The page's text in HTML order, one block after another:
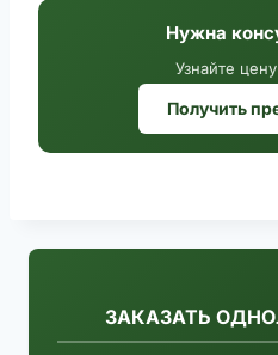
Нужна
Узнайте
Получить
ЗАКАЗАТЬ